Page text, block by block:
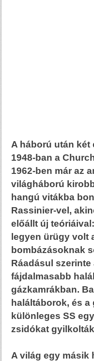
A háború után
1948-ban a
1962-ben már az
világháború
hangú vitákba
Rassinier-vel,
előállt új
legyen ürügy volt
bombázásoknak
Ráadásul
fájdalmasabb
gázkamrákban.
haláltáborok, és
különleges SS
zsidókat
A világ egy másik